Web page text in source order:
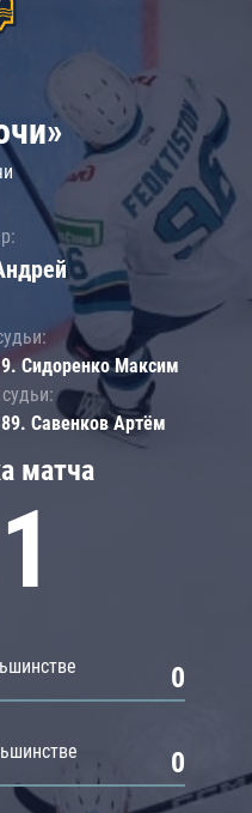
матча
0
0
Сидоренко Максим
Савенков Артём